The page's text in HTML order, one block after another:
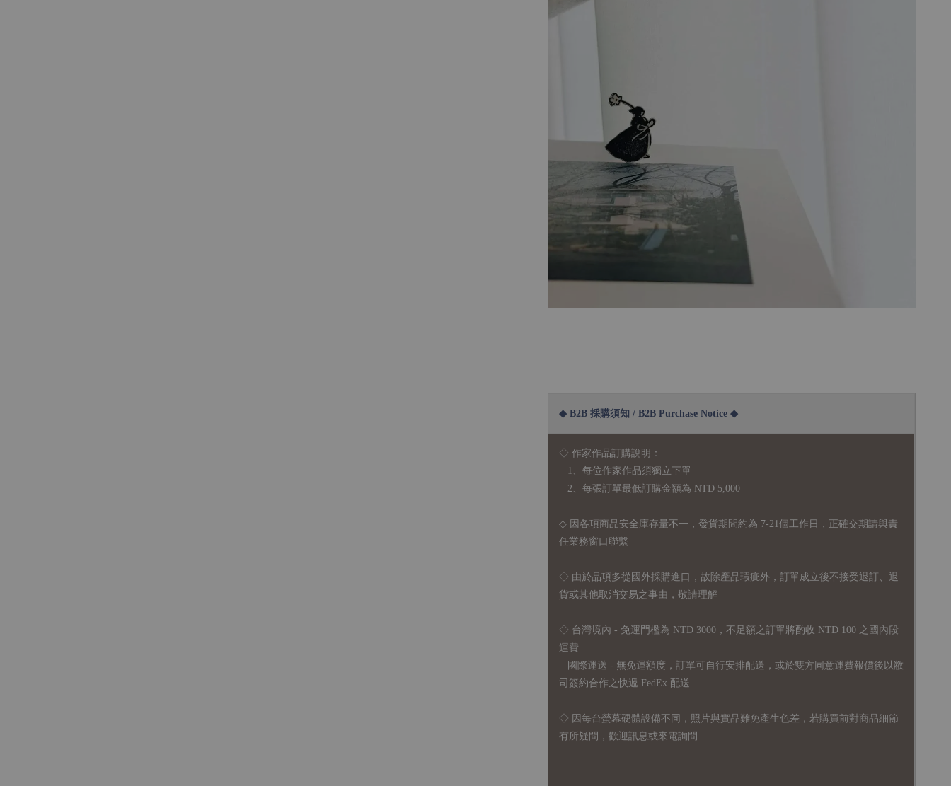
◆ B2B 採購須知 / B2B Purchase Notice ◆
◇ 作家作品訂購說明：
1、每位作家作品須獨立下單
2、每張訂單最低訂購金額為 NTD 5,000
◇ 因各項商品安全庫存量不一，發貨期間約為 7-21個工作日，正確交期請與責
任業務窗口聯繫
◇ 由於品項多從國外採購進口，故 除產品瑕疵外，訂單成立後不接受退訂、退
貨或其他取消交易之事由，敬請理解
◇ 台灣境內 - 免運門檻為 NTD 3000，不足額之訂單將酌收 NTD 100 之國內段
運費
國際運送 - 無免運額度，訂單可自行安排配送，或於雙方同意運費報價後以敝
司簽約合作之快遞 FedEx 配送
◇ 因每台螢幕硬體設備不同，照片與實品難免產生色差，若購買前對商品細節
有所疑問，歡迎訊息或來電詢問